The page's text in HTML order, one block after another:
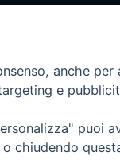
solo su
anche
e
puoi
chiudendo